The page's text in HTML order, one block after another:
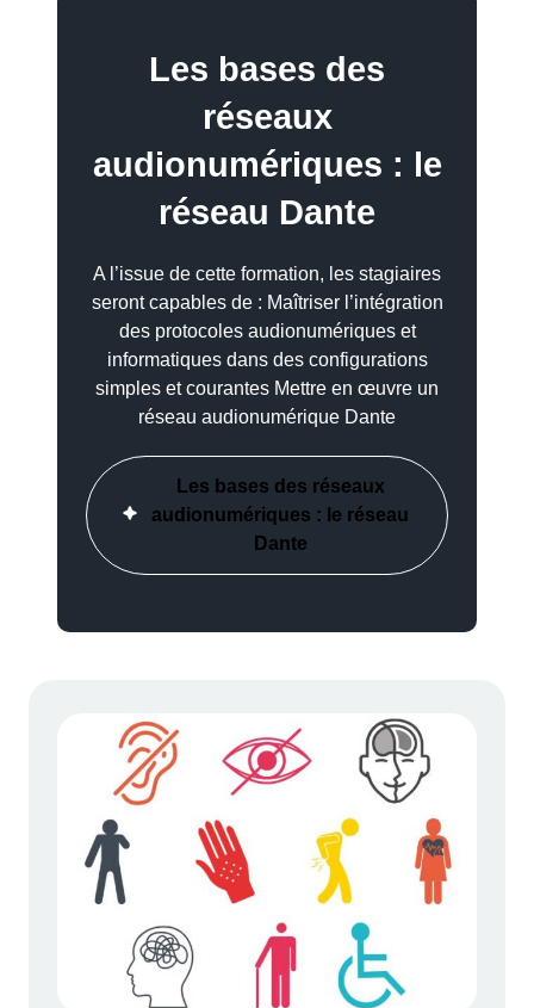
Les bases des
réseaux
audionumériques : le
réseau Dante
A l’issue de cette formation, les stagiaires
seront capables de : Maîtriser l’intégration
des protocoles audionumériques et
informatiques dans des configurations
simples et courantes Mettre en œuvre un
réseau audionumérique Dante
Les bases des réseaux
audionumériques : le réseau
Dante